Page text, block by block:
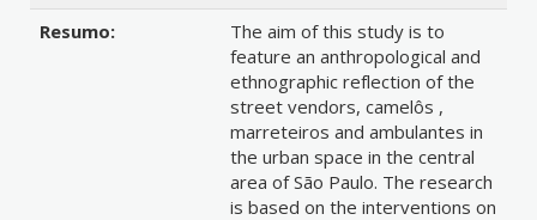
Resumo:
The aim of this study is to
feature an anthropological and
ethnographic reflection of the
street vendors, camelôs ,
marreteiros and ambulantes in
the urban space in the central
area of São Paulo. The research
is based on the interventions on